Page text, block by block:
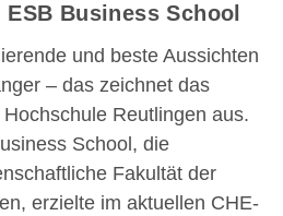
Business School
und beste Aussichten
– das zeichnet das
Reutlingen aus.
School, die
Fakultät der
erzielte im aktuellen CHE-